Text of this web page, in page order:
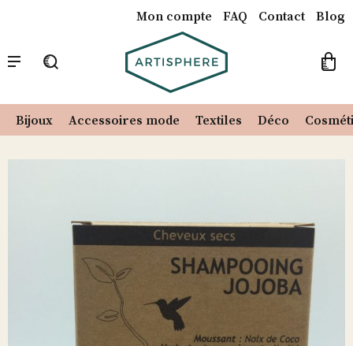
to
Mon compte FAQ Contact Blog
Notre Concept
pour :
Bijoux Accessoires mode Textiles Déco